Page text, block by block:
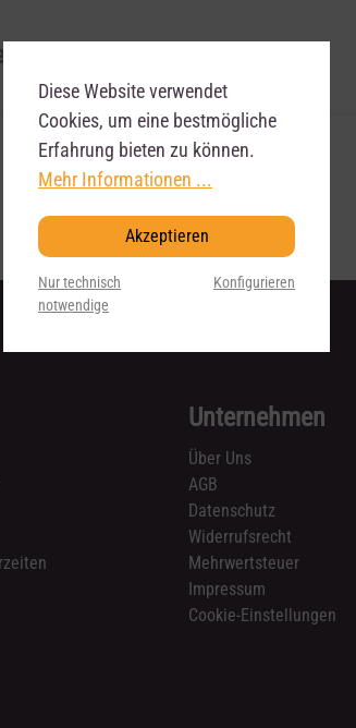
Unternehmen
Über Uns
AGB
Datenschutz
Widerrufsrecht
Mehrwertsteuer
Impressum
Cookie-Einstellungen
Diese Website verwendet
Cookies, um eine bestmögliche
Erfahrung bieten zu können.
Mehr Informationen ...
Akzeptieren
Nur technisch
notwendige
Konfigurieren